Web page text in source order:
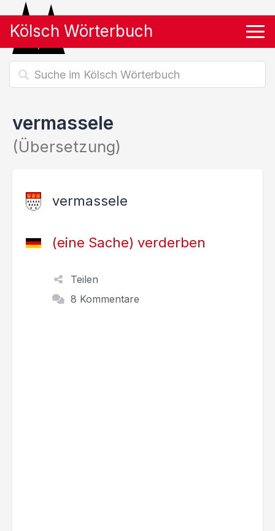
Kölsch Wörterbuch
vermassele
(Übersetzung)
vermassele
(eine Sache) verderben
Teilen
8 Kommentare